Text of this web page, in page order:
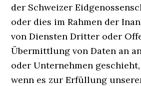
der Schweizer
oder dies im Rahmen der
von Diensten Dritter oder
Übermittlung von Daten an
oder Unternehmen
wenn es zur Erfüllung